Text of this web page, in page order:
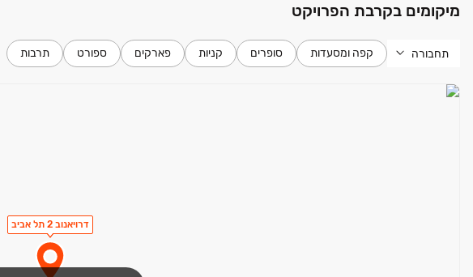
מיקומים בקרבת הפרויקט
תחבורה קפה ומסעדות סופרים קניות פארקים ספורט תרבות
דרויאנוב 2 תל אביב